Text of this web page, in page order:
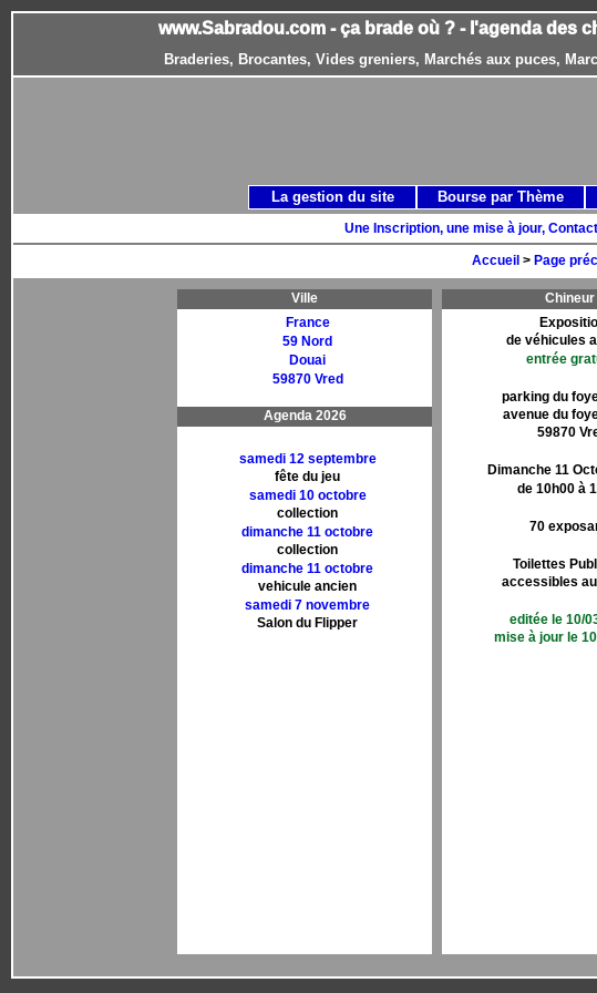
www.Sabradou.com - ça brade où ? - l'agenda des
Braderies, Brocantes, Vides greniers, Marchés aux puces,
Une Inscription, une mise à jour,
Accueil > Page
Ville
France
59 Nord
Douai
59870 Vred
Agenda 2026
samedi 12 septembre
fête du jeu
samedi 10 octobre
collection
dimanche 11 octobre
collection
dimanche 11 octobre
vehicule ancien
samedi 7 novembre
Salon du Flipper
Chineur
de véhicules
entrée
parking du
avenue du
59870
Dimanche 11
de 10h00 à
70
Toilettes
accessibles
editée le 10/
mise à jour le
La gestion du site Bourse par Thème